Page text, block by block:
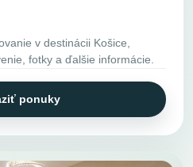
v destinácii Košice,
fotky a ďalšie informácie.
ponuky